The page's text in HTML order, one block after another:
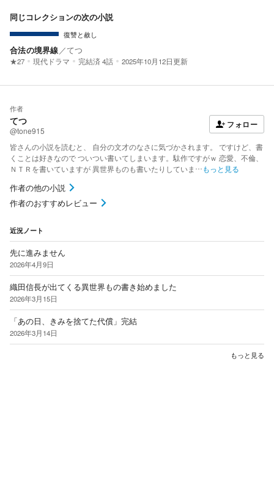
同じコレクションの次の小説
復讐と赦し
合法の境界線 ／てつ
★27 現代ドラマ 完結済4話 2025年10月12日更新
作者
てつ
@tone915
フォロー
皆さんの小説を読むと、 自分の文才のなさに気づかされます。 ですけど、書
くことは好きなので ついつい書いてしまいます。駄作ですがｗ 恋愛、不倫、
ＮＴＲを書いていますが 異世界ものも書いたりしていま…もっと見る
作者の他の小説
作者のおすすめレビュー
近況ノート
先に進みません
2026年4月9日
織田信長が出てくる異世界もの書き始めました
2026年3月15日
「あの日、きみを捨てた代償」完結
2026年3月14日
もっと見る